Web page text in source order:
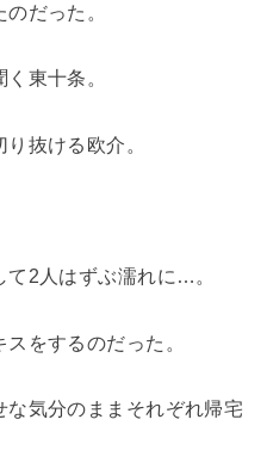
だった。
東十条。
抜ける欧介。
2人はずぶ濡れに…。
をするのだった。
気分のままそれぞれ帰宅